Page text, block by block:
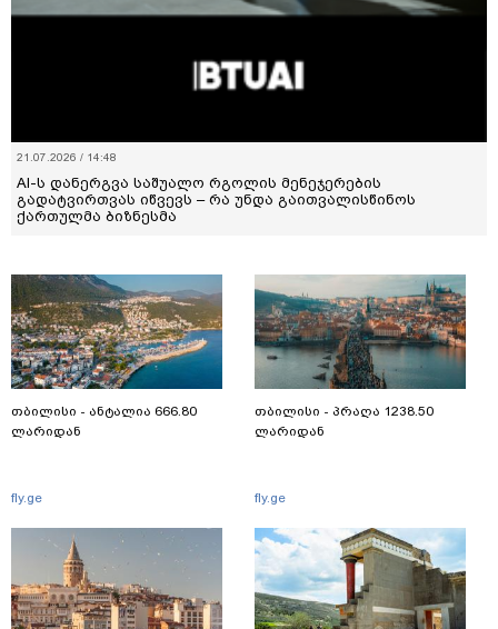
21.07.2026 / 14:48
AI-ს დანერგვა საშუალო რგოლის მენეჯერების
გადატვირთვას იწვევს – რა უნდა გაითვალისწინოს
ქართულმა ბიზნესმა
თბილისი - ანტალია 666.80
ლარიდან
fly.ge
თბილისი - პრაღა 1238.50
ლარიდან
fly.ge